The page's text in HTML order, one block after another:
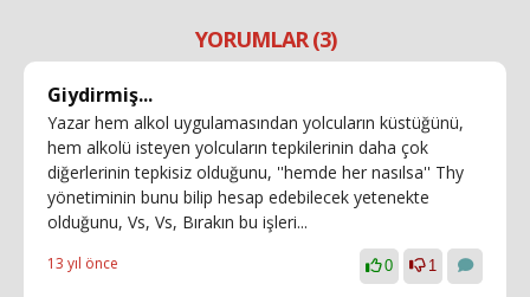
YORUMLAR (3)
Giydirmiş...
Yazar hem alkol uygulamasından yolcuların küstüğünü,
hem alkolü isteyen yolcuların tepkilerinin daha çok
diğerlerinin tepkisiz olduğunu, ''hemde her nasılsa'' Thy
yönetiminin bunu bilip hesap edebilecek yetenekte
olduğunu, Vs, Vs, Bırakın bu işleri...
13 yıl önce 0 1